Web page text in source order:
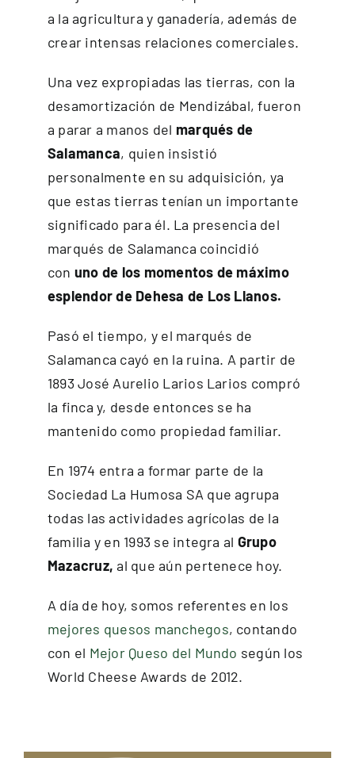
a la agricultura y ganadería, además de
crear intensas relaciones comerciales.
Una vez expropiadas las tierras, con la
desamortización de Mendizábal, fueron
a parar a manos del marqués de
Salamanca, quien insistió
personalmente en su adquisición, ya
que estas tierras tenían un importante
significado para él. La presencia del
marqués de Salamanca coincidió
con uno de los momentos de máximo
esplendor de Dehesa de Los Llanos.
Pasó el tiempo, y el marqués de
Salamanca cayó en la ruina. A partir de
1893 José Aurelio Larios Larios compró
la finca y, desde entonces se ha
mantenido como propiedad familiar.
En 1974 entra a formar parte de la
Sociedad La Humosa SA que agrupa
todas las actividades agrícolas de la
familia y en 1993 se integra al Grupo
Mazacruz,al que aún pertenece hoy.
A día de hoy, somos referentes en los
mejores quesos manchegos, contando
con el Mejor Queso del Mundo según los
World Cheese Awards de 2012.